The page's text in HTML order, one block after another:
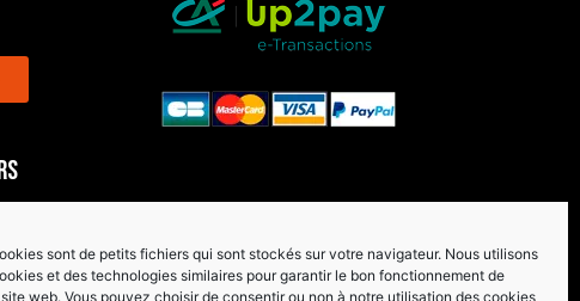
sont de petits fichiers qui sont stockés sur votre navigateur. Nous utilisons
et des technologies similaires pour garantir le bon fonctionnement de
web. Vous pouvez choisir de consentir ou non à notre utilisation des cookies